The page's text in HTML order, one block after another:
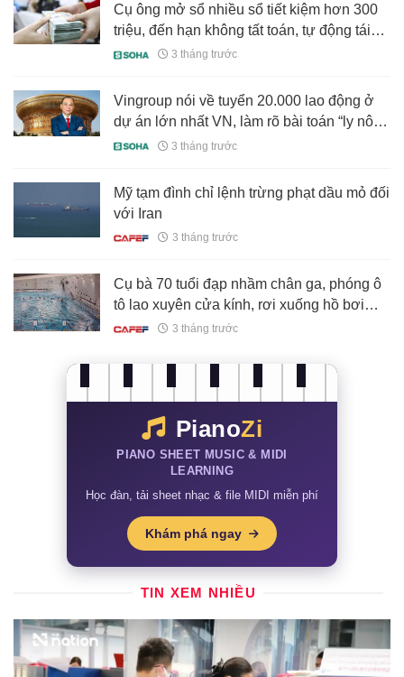
Cụ ông mở sổ nhiều sổ tiết kiệm hơn 300
triệu, đến hạn không tất toán, tự động tái
tục rồi kiện ngân hàng
3 tháng trước
Vingroup nói về tuyển 20.000 lao động ở
dự án lớn nhất VN, làm rõ bài toán “ly nông
bất ly hương”3 tháng trước
Mỹ tạm đình chỉ lệnh trừng phạt dầu mỏ đối
với Iran
3 tháng trước
Cụ bà 70 tuổi đạp nhầm chân ga, phóng ô
tô lao xuyên cửa kính, rơi xuống hồ bơi
nằm ở tầng hầm
3 tháng trước
PianoZi
PIANO SHEET MUSIC & MIDI
LEARNING
Học đàn, tải sheet nhạc & file MIDI miễn phí
Khám phá ngay
TIN XEM NHIỀU